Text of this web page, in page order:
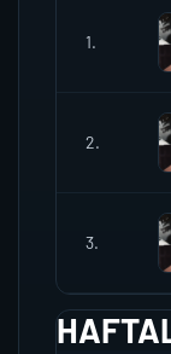
1.
2.
3.